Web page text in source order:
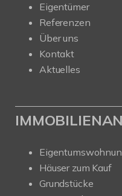
Eigentümer
Referenzen
Über uns
Kontakt
Aktuelles
Häuser zum Kauf
Grundstücke